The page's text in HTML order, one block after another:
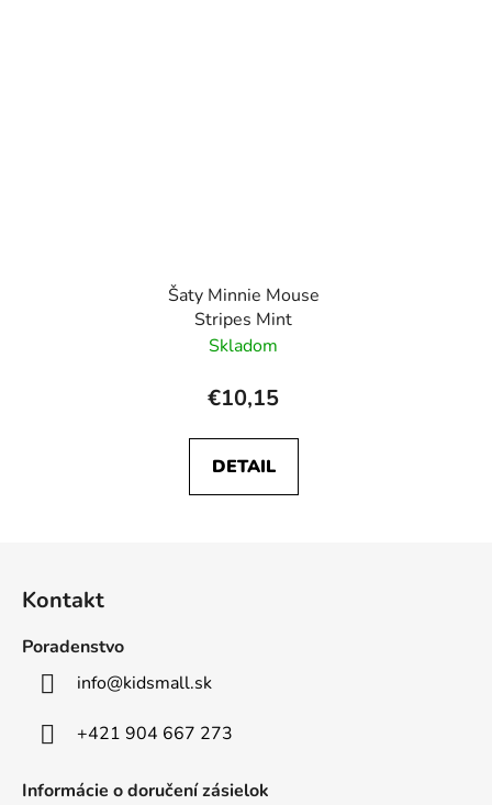
Šaty Minnie Mouse
Stripes Mint
Skladom
€10,15
DETAIL
Kontakt
Poradenstvo
info@kidsmall.sk
+421 904 667 273
Informácie o doručení zásielok